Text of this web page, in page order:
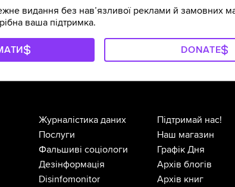
видання без навʼязливої реклами й замовних
ваша підтримка.
DONATE
Журналістика даних
Послуги
Фальшиві соціологи
Дезінформація
Disinfomonitor
Підтримай нас!
Наш магазин
Графік Дня
Архів блогів
Архів книг